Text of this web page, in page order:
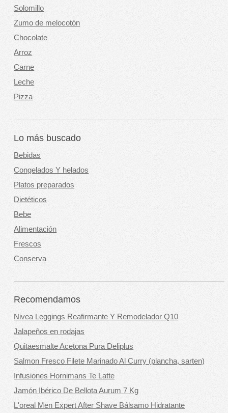
Solomillo
Zumo de melocotón
Chocolate
Arroz
Carne
Leche
Pizza
Lo más buscado
Bebidas
Congelados Y helados
Platos preparados
Dietéticos
Bebe
Alimentación
Frescos
Conserva
Recomendamos
Nivea Leggings Reafirmante Y Remodelador Q10
Jalapeños en rodajas
Quitaesmalte Acetona Pura Deliplus
Salmon Fresco Filete Marinado Al Curry (plancha, sarten)
Infusiones Hornimans Te Latte
Jamón Ibérico De Bellota Aurum 7 Kg
L'oreal Men Expert After Shave Bálsamo Hidratante